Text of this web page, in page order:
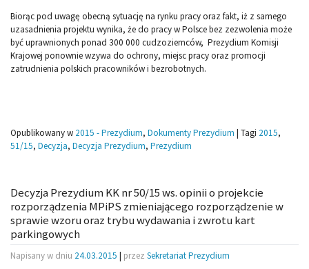
Biorąc pod uwagę obecną sytuację na rynku pracy oraz fakt, iż z samego
uzasadnienia projektu wynika, że do pracy w Polsce bez zezwolenia może
być uprawnionych ponad 300 000 cudzoziemców, Prezydium Komisji
Krajowej ponownie wzywa do ochrony, miejsc pracy oraz promocji
zatrudnienia polskich pracowników i bezrobotnych.
Opublikowany w 2015 - Prezydium, Dokumenty Prezydium Tagi 2015,
51/15, Decyzja, Decyzja Prezydium, Prezydium
Decyzja Prezydium KK nr 50/15 ws. opinii o projekcie
rozporządzenia MPiPS zmieniającego rozporządzenie w
sprawie wzoru oraz trybu wydawania i zwrotu kart
parkingowych
Napisany w dniu 24.03.2015 przez Sekretariat Prezydium